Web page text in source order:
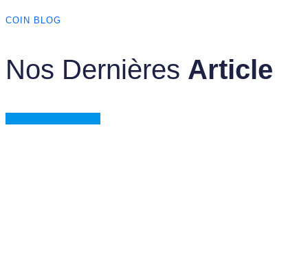
COIN BLOG
Nos Dernières Article